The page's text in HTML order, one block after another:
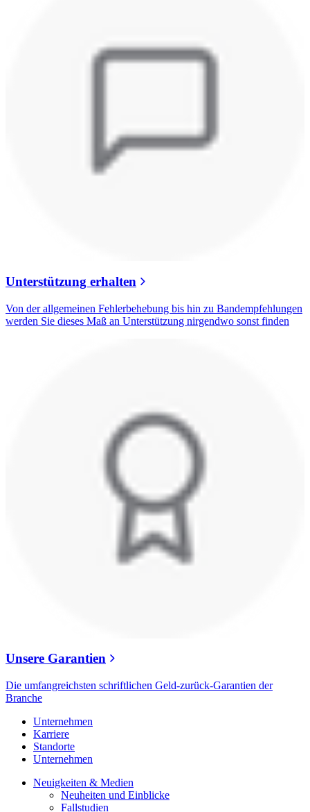
Unterstützung erhalten
Von der allgemeinen Fehlerbehebung bis hin zu Bandempfehlungen
werden Sie dieses Maß an Unterstützung nirgendwo sonst finden
Unsere Garantien
Die umfangreichsten schriftlichen Geld-zurück-Garantien der
Branche
Unternehmen
Karriere
Standorte
Unternehmen
Neuigkeiten & Medien
Neuheiten und Einblicke
Fallstudien